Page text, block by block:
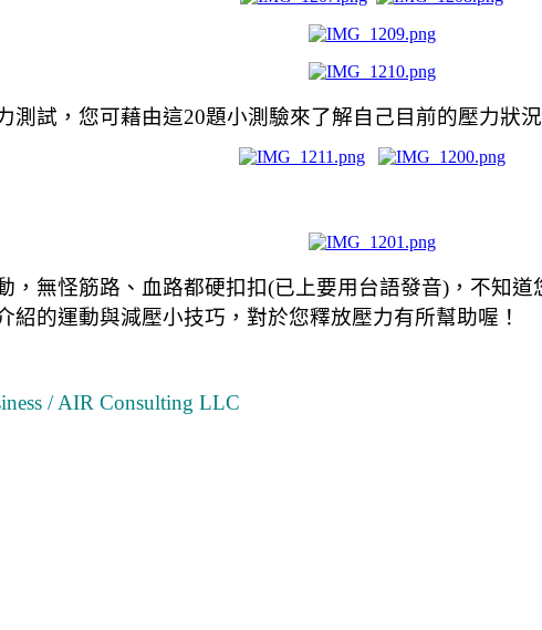
測試，您可藉由這20題小測驗來了解自己目前的壓力狀
，無怪筋路、血路都硬扣扣(已上要用台語發音)，不知
的運動與減壓小技巧，對於您釋放壓力有所幫助喔！
/ AIR Consulting LLC